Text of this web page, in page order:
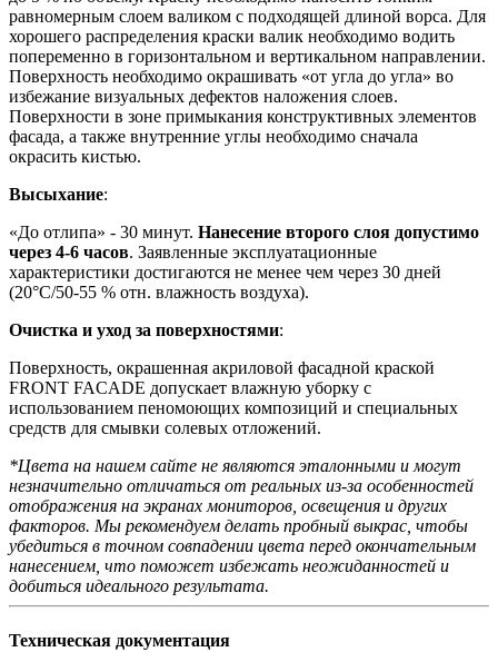
равномерным слоем валиком с подходящей длиной ворса. Для
хорошего распределения краски валик необходимо водить
попеременно в горизонтальном и вертикальном направлении.
Поверхность необходимо окрашивать «от угла до угла» во
избежание визуальных дефектов наложения слоев.
Поверхности в зоне примыкания конструктивных элементов
фасада, а также внутренние углы необходимо сначала
окрасить кистью.
Высыхание:
«До отлипа» - 30 минут. Нанесение второго слоя допустимо
через 4-6 часов. Заявленные эксплуатационные
характеристики достигаются не менее чем через 30 дней
(20°C/50-55 % отн. влажность воздуха).
Очистка и уход за поверхностями:
Поверхность, окрашенная акриловой фасадной краской
FRONT FACADE допускает влажную уборку с
использованием пеномоющих композиций и специальных
средств для смывки солевых отложений.
*Цвета на нашем сайте не являются эталонными и могут
незначительно отличаться от реальных из-за особенностей
отображения на экранах мониторов, освещения и других
факторов. Мы рекомендуем делать пробный выкрас, чтобы
убедиться в точном совпадении цвета перед окончательным
нанесением, что поможет избежать неожиданностей и
добиться идеального результата.
Техническая документация